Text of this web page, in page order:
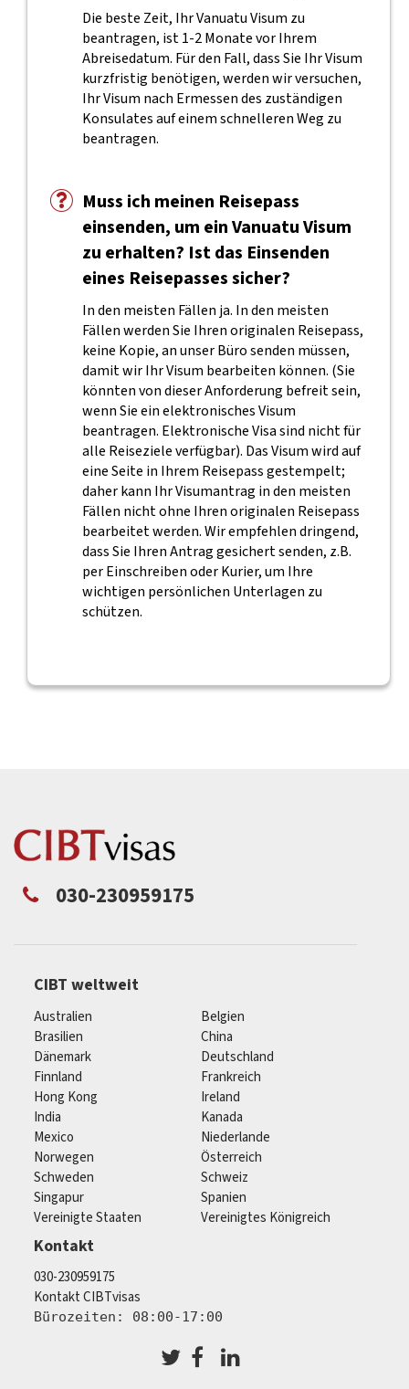
Die beste Zeit, Ihr Vanuatu Visum zu
beantragen, ist 1-2 Monate vor Ihrem
Abreisedatum. Für den Fall, dass Sie Ihr Visum
kurzfristig benötigen, werden wir versuchen,
Ihr Visum nach Ermessen des zuständigen
Konsulates auf einem schnelleren Weg zu
beantragen.
Muss ich meinen Reisepass
einsenden, um ein Vanuatu Visum
zu erhalten? Ist das Einsenden
eines Reisepasses sicher?
In den meisten Fällen ja. In den meisten
Fällen werden Sie Ihren originalen Reisepass,
keine Kopie, an unser Büro senden müssen,
damit wir Ihr Visum bearbeiten können. (Sie
könnten von dieser Anforderung befreit sein,
wenn Sie ein elektronisches Visum
beantragen. Elektronische Visa sind nicht für
alle Reiseziele verfügbar). Das Visum wird auf
eine Seite in Ihrem Reisepass gestempelt;
daher kann Ihr Visumantrag in den meisten
Fällen nicht ohne Ihren originalen Reisepass
bearbeitet werden. Wir empfehlen dringend,
dass Sie Ihren Antrag gesichert senden, z.B.
per Einschreiben oder Kurier, um Ihre
wichtigen persönlichen Unterlagen zu
schützen.
030-230959175
CIBT weltweit
Australien
Belgien
Brasilien
China
Dänemark
Deutschland
Finnland
Frankreich
Hong Kong
Ireland
India
Kanada
Mexico
Niederlande
Norwegen
Österreich
Schweden
Schweiz
Singapur
Spanien
Vereinigte Staaten
Vereinigtes Königreich
Kontakt
030-230959175
Kontakt CIBTvisas
Bürozeiten: 08:00-17:00